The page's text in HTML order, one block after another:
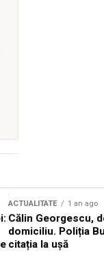
ACTUALITATE 1 an ago
Călin Georgescu,
domiciliu. Poliția
citația la ușă